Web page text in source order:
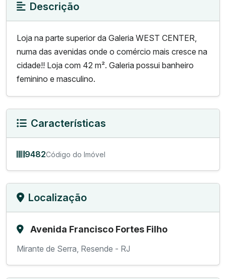
Descrição
Loja na parte superior da Galeria WEST CENTER,
numa das avenidas onde o comércio mais cresce na
cidade!! Loja com 42 m². Galeria possui banheiro
feminino e masculino.
Características
9482Código do Imóvel
Localização
Avenida Francisco Fortes Filho
Mirante de Serra, Resende - RJ